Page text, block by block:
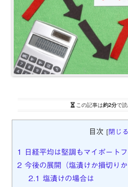
この記事は約2分で読
目次 [閉じる
1
日経平均は堅調もマイポート
2 今後の展開（塩漬けか損切りか
2.1
塩漬けの場合は